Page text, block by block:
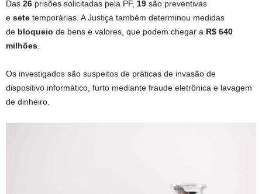
Das 26 prisões solicitadas pela PF, 19 são preventivas
e sete temporárias. A Justiça também determinou medidas
de bloqueio de bens e valores, que podem chegar a R$ 640
milhões
Os investigados são suspeitos de práticas de invasão de
dispositivo informático, furto mediante fraude eletrônica e lavagem
de dinheiro.